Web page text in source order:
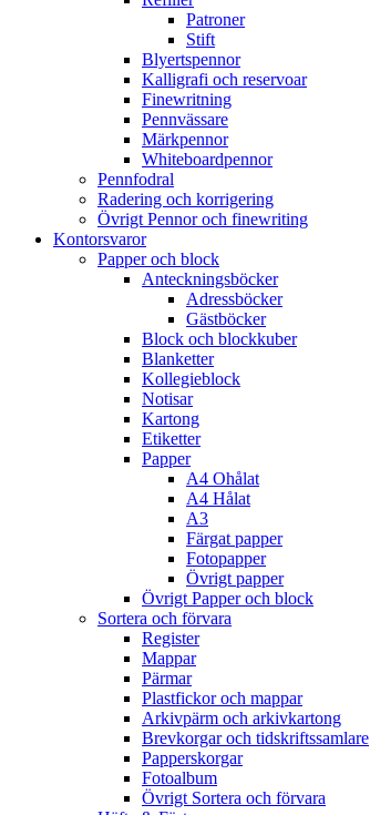
Patroner
Stift
Blyertspennor
Kalligrafi och reservoar
Finewritning
Pennvässare
Märkpennor
Whiteboardpennor
Pennfodral
Radering och korrigering
Övrigt Pennor och finewriting
Kontorsvaror
Papper och block
Anteckningsböcker
Adressböcker
Gästböcker
Block och blockkuber
Blanketter
Kollegieblock
Notisar
Kartong
Etiketter
Papper
A4 Ohålat
A4 Hålat
A3
Färgat papper
Fotopapper
Övrigt papper
Övrigt Papper och block
Sortera och förvara
Register
Mappar
Pärmar
Plastfickor och mappar
Arkivpärm och arkivkartong
Brevkorgar och tidskriftssamlare
Papperskorgar
Fotoalbum
Övrigt Sortera och förvara